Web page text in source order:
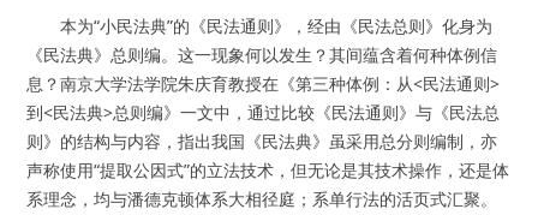
本为“小民法典”的《民法通则》，经由《民法总则》化身为
《民法典》总则编。这一现象何以发生？其间蕴含着何种体例信
息？南京大学法学院朱庆育教授在《第三种体例：从<民法通则>
到<民法典>总则编》一文中，通过比较《民法通则》与《民法总
则》的结构与内容，指出我国《民法典》虽采用总分则编制，亦
声称使用“提取公因式”的立法技术，但无论是其技术操作，还是体
系理念，均与潘德克顿体系大相径庭；系单行法的活页式汇聚。